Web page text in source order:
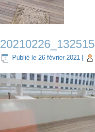
20210226_132515
Publié le 26 février 2021